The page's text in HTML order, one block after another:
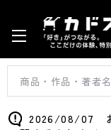
2026/08/07 お